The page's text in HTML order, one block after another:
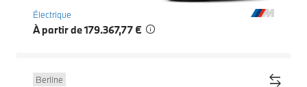
Électrique
À partir de 179.367,77 €
Berline